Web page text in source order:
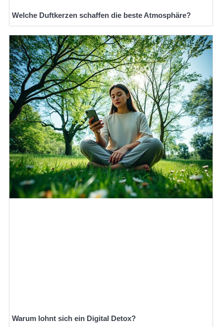
Welche Duftkerzen schaffen die beste Atmosphäre?
Warum lohnt sich ein Digital Detox?